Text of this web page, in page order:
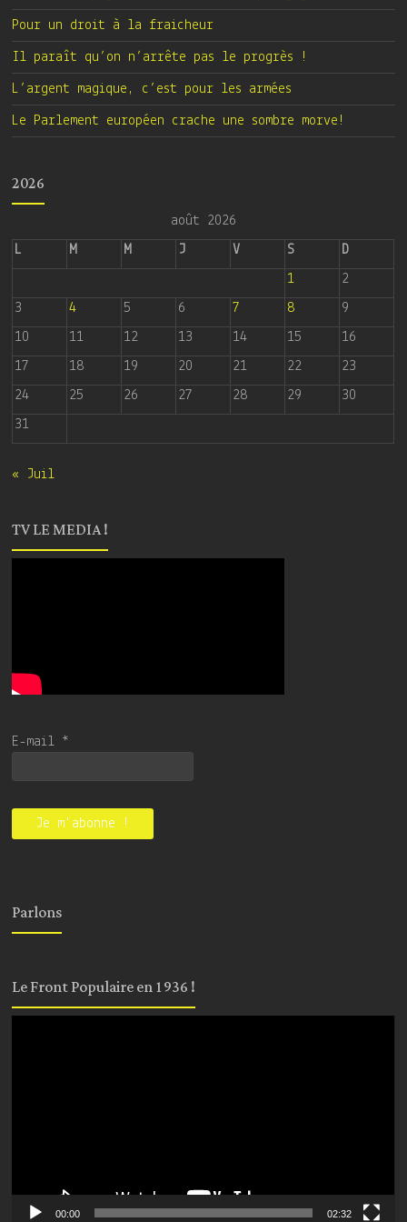
Pour un droit à la fraicheur
Il paraît qu’on n’arrête pas le progrès !
L’argent magique, c’est pour les armées
Le Parlement européen crache une sombre morve!
2026
août 2026
L
M M J V S
D
1
2
3
4 5 6 7 8
9
10
11 12 13 14 15
16
17
18 19 20 21 22
23
24
25 26 27 28 29
30
31
« Juil
TV LE MEDIA !
E-mail *
Parlons
Le Front Populaire en 1936 !
00:00 02:32